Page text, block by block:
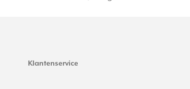
Klantenservice